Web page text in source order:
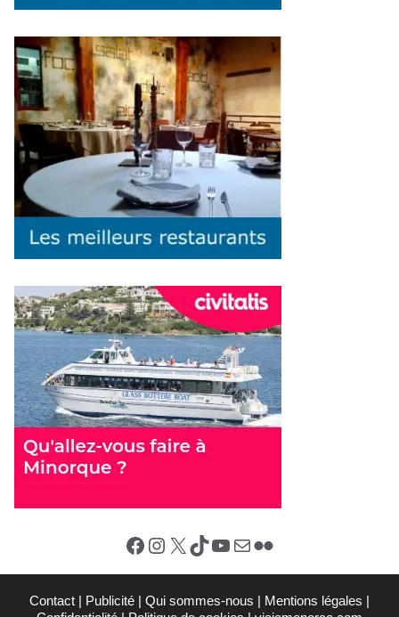
Facebook Instagram X (Twitter) TikTok YouTube E-mail Flickr
Contact | Publicité | Qui sommes-nous | Mentions légales |